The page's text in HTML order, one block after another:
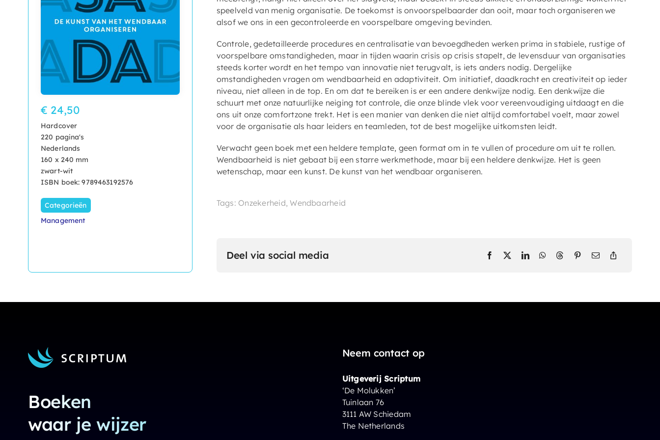
€ 24,50
Hardcover
220 pagina's
Nederlands
160 x 240 mm
zwart-wit
ISBN boek: 9789463192576
Categorieën
Management
speelveld van menig organisatie. De toekomst is onvoorspelbaarder dan ooit, maar toch organiseren we
alsof we ons in een gecontroleerde en voorspelbare omgeving bevinden.
Controle, gedetailleerde procedures en centralisatie van bevoegdheden werken prima in stabiele, rustige of
voorspelbare omstandigheden, maar in tijden waarin crisis op crisis stapelt, de levensduur van organisaties
steeds korter wordt en het tempo van innovatie niet terugvalt, is iets anders nodig. Dergelijke
omstandigheden vragen om wendbaarheid en adaptiviteit. Om initiatief, daadkracht en creativiteit op ieder
niveau, niet alleen in de top. En om dat te bereiken is er een andere denkwijze nodig. Een denkwijze die
schuurt met onze natuurlijke neiging tot controle, die onze blinde vlek voor vereenvoudiging uitdaagt en die
ons uit onze comfortzone trekt. Het is een manier van denken die niet altijd comfortabel voelt, maar zowel
voor de organisatie als haar leiders en teamleden, tot de best mogelijke uitkomsten leidt.
Verwacht geen boek met een heldere template, geen format om in te vullen of procedure om uit te rollen.
Wendbaarheid is niet gebaat bij een starre werkmethode, maar bij een heldere denkwijze. Het is geen
wetenschap, maar een kunst. De kunst van het wendbaar organiseren.
Tags: Onzekerheid, Wendbaarheid
Deel via social media
Boeken
waar je wijzer
Neem contact op
Uitgeverij Scriptum
‘De Molukken’
Tuinlaan 76
3111 AW Schiedam
The Netherlands